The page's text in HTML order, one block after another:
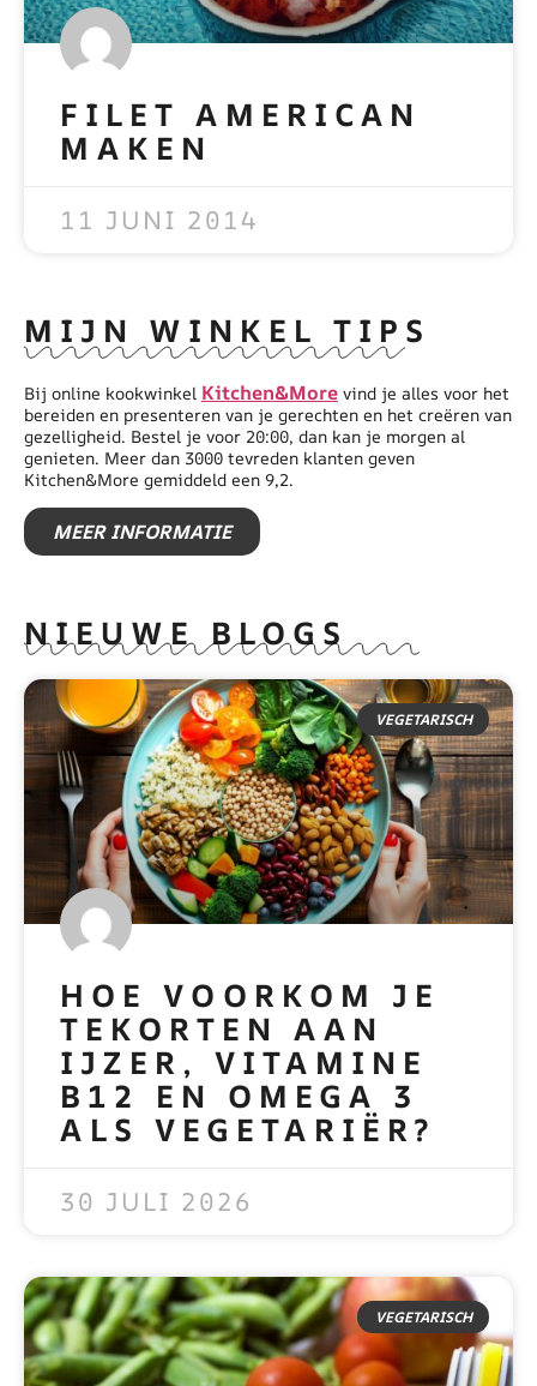
FILET AMERICAN
MAKEN
11 JUNI 2014
MIJN WINKEL TIPS
Bij online kookwinkel Kitchen&More vind je alles voor het
bereiden en presenteren van je gerechten en het creëren van
gezelligheid. Bestel je voor 20:00, dan kan je morgen al
genieten. Meer dan 3000 tevreden klanten geven
Kitchen&More gemiddeld een 9,2.
MEER INFORMATIE
NIEUWE BLOGS
VEGETARISCH
HOE VOORKOM JE
TEKORTEN AAN
IJZER, VITAMINE
B12 EN OMEGA 3
ALS VEGETARIËR?
30 JULI 2026
VEGETARISCH